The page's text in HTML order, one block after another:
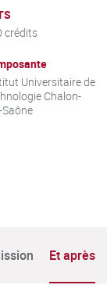
crédits
Universitaire de
Chalon-
Et après